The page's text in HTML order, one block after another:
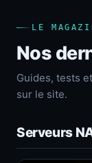
LE
Nos
Guides, tests
sur le site.
Serveurs